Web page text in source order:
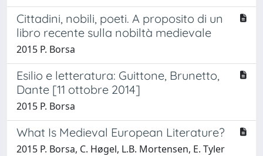
Cittadini, nobili, poeti. A proposito di un
libro recente sulla nobiltà medievale
2015 P. Borsa
Esilio e letteratura: Guittone, Brunetto,
Dante [11 ottobre 2014]
2015 P. Borsa
What Is Medieval European Literature?
2015 P. Borsa, C. Høgel, L.B. Mortensen, E. Tyler